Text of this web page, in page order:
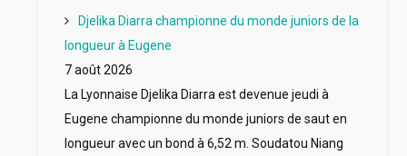
Djelika Diarra championne du monde juniors de la
longueur à Eugene
7 août 2026
La Lyonnaise Djelika Diarra est devenue jeudi à
Eugene championne du monde juniors de saut en
longueur avec un bond à 6,52 m. Soudatou Niang